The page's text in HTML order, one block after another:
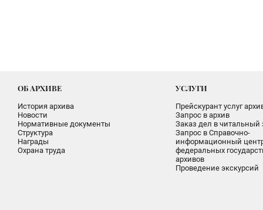
ОБ АРХИВЕ
История архива
Новости
Нормативные документы
Структура
Награды
Охрана труда
УСЛУГИ
Прейскурант услуг
Запрос в архив
Заказ дел в читальный
Запрос в Справочно-
информационный
федеральных
архивов
Проведение экскурсий